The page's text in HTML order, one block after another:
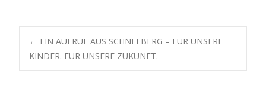
← EIN AUFRUF AUS SCHNEEBERG – FÜR UNSERE
KINDER. FÜR UNSERE ZUKUNFT.